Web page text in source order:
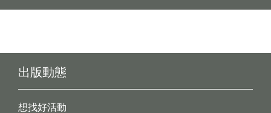
出版動態
想找好活動